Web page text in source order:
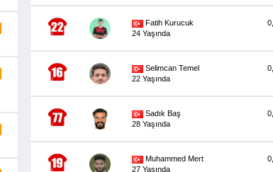
Fatih Kurucuk
24 Yaşında
Selimcan Temel
22 Yaşında
Sadık Baş
28 Yaşında
Muhammed Mert
27 Yaşında